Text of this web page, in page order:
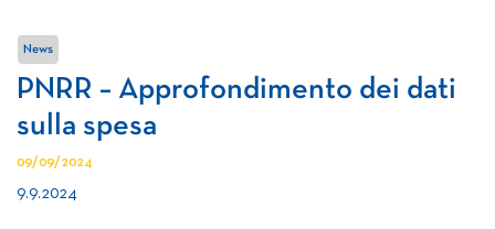
News
PNRR – Approfondimento dei dati
sulla spesa
09/09/2024
9.9.2024